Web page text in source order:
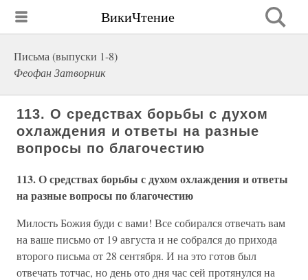
ВикиЧтение
Письма (выпуски 1-8)
Феофан Затворник
113. О средствах борьбы с духом
охлаждения и ответы на разные
вопросы по благочестию
113. О средствах борьбы с духом охлаждения и ответы
на разные вопросы по благочестию
Милость Божия буди с вами! Все собирался отвечать вам
на ваше письмо от 19 августа и не собрался до прихода
второго письма от 28 сентября. И на это готов был
отвечать тотчас, но день ото дня час сей протянулся на